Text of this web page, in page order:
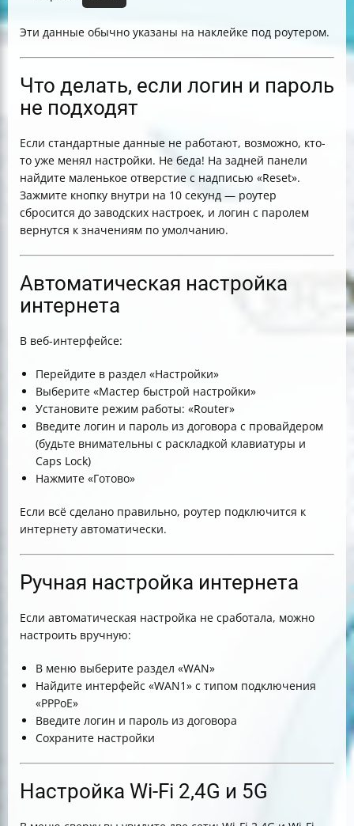
Эти данные обычно указаны на наклейке под роутером.
Что делать, если логин и пароль
не подходят
Если стандартные данные не работают, возможно, кто-
то уже менял настройки. Не беда! На задней панели
найдите маленькое отверстие с надписью «Reset».
Зажмите кнопку внутри на 10 секунд — роутер
сбросится до заводских настроек, и логин с паролем
вернутся к значениям по умолчанию.
Автоматическая настройка
интернета
В веб-интерфейсе:
Перейдите в раздел «Настройки»
Выберите «Мастер быстрой настройки»
Установите режим работы: «Router»
Введите логин и пароль из договора с провайдером
(будьте внимательны с раскладкой клавиатуры и
Caps Lock)
Нажмите «Готово»
Если всё сделано правильно, роутер подключится к
интернету автоматически.
Ручная настройка интернета
Если автоматическая настройка не сработала, можно
настроить вручную:
В меню выберите раздел «WAN»
Найдите интерфейс «WAN1» с типом подключения
«PPPoE»
Введите логин и пароль из договора
Сохраните настройки
Настройка Wi-Fi 2,4G и 5G